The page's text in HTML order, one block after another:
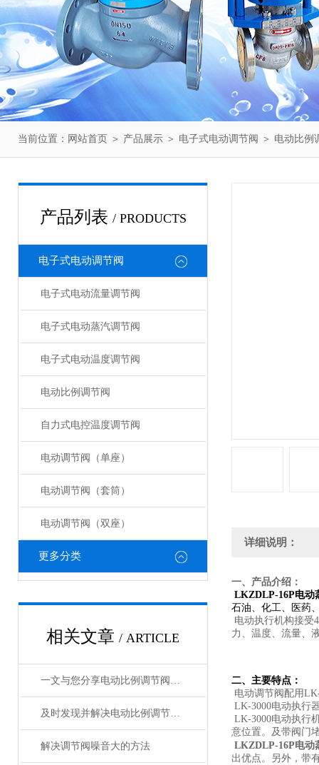
当前位置： 网站首页 ＞ 产品展示 ＞ 电子式电动调节阀 ＞ 电动比例
产品列表 / PRODUCTS
电子式电动调节阀
电子式电动流量调节阀
电子式电动蒸汽调节阀
电子式电动温度调节阀
电动比例调节阀
自力式电控温度调节阀
电动调节阀（单座）
电动调节阀（套筒）
电动调节阀（双座）
更多分类
相关文章 / ARTICLE
一文与您分享电动比例调节阀的基本维护保养方法
及时发现并解决电动比例调节阀故障才能确保生产过程的安全和稳定
解决调节阀噪音大的方法
详细说明：
一、产品介绍：
LKZDLP-16P电动
石油、化工、医药
电动执行机构接受
力、温度、流量、
二、主要特点：
电动调节阀配用
LK-3000电动执行
LK-3000电动执行
意位置。及带阀门
LKZDLP-16P电动
出优点。另外，带